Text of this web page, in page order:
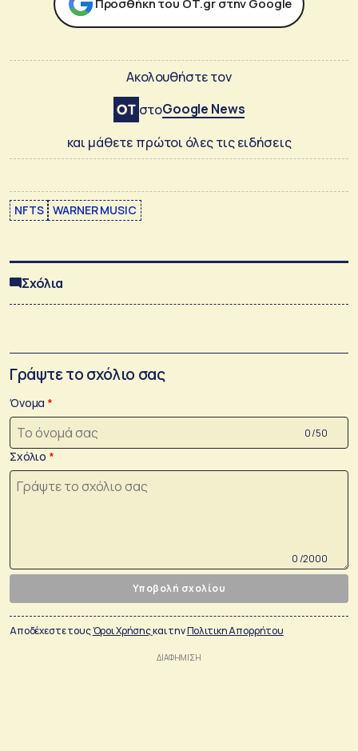
Προσθήκη του ΟΤ.gr στην Google
Ακολουθήστε τον
στοGoogle News
και μάθετε πρώτοι όλες τις ειδήσεις
NFTS WARNER MUSIC
Σχόλια
Γράψτε το σχόλιο σας
Όνομα
0 /50
Σχόλιο
0 /2000
Υποβολή σχολίου
Αποδέχεστε τουςΌροι Χρήσηςκαι τηνΠολιτικη Απορρήτου